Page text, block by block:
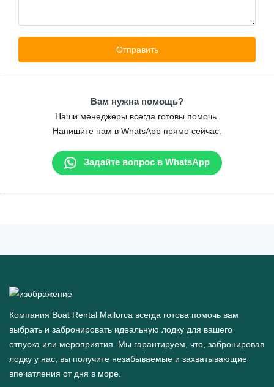
Вам нужна помощь?
Наши менеджеры всегда готовы помочь.
Напишите нам в WhatsApp прямо сейчас.
Задайте вопрос в WhatsApp
Компания Boat Rental Mallorca всегда готова помочь вам
выбрать и забронировать идеальную лодку для вашего
отпуска или мероприятия. Мы гарантируем, что, забронировав
лодку у нас, вы получите незабываемые и захватывающие
впечатления от дня в море.